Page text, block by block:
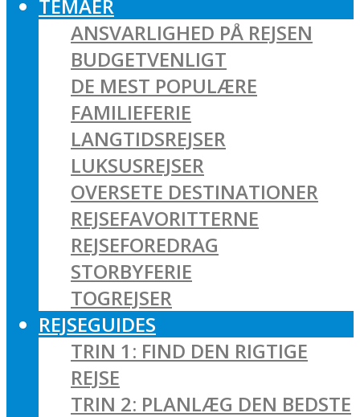
TEMAER
ANSVARLIGHED PÅ REJSEN
BUDGETVENLIGT
DE MEST POPULÆRE
FAMILIEFERIE
LANGTIDSREJSER
LUKSUSREJSER
OVERSETE DESTINATIONER
REJSEFAVORITTERNE
REJSEFOREDRAG
STORBYFERIE
TOGREJSER
REJSEGUIDES
TRIN 1: FIND DEN RIGTIGE
REJSE
TRIN 2: PLANLÆG DEN BEDSTE